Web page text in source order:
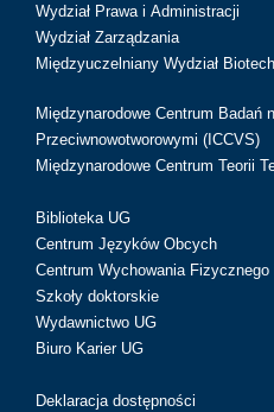
Wydział Prawa i Administracji
Wydział Zarządzania
Międzyuczelniany Wydział
Międzynarodowe Centrum Badań
Przeciwnowotworowymi (ICCVS)
Międzynarodowe Centrum Teorii
Biblioteka UG
Centrum Języków Obcych
Centrum Wychowania Fizycznego
Szkoły doktorskie
Wydawnictwo UG
Biuro Karier UG
Deklaracja dostępności